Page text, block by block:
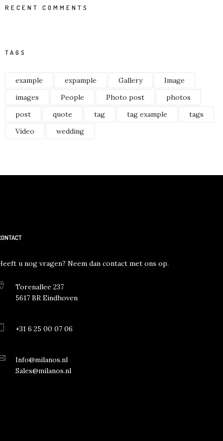
RECENT COMMENTS
TAGS
example expample Gallery
Image
images
People Photo post
photos
post
quote tag tag example
tags
Video
wedding
u nog vragen? Neem dan contact met ons op.
Torenallee 237
5617 BR Eindhoven
+31 6 25 00 07 06
Info@milanos.nl
Sales@milanos.nl